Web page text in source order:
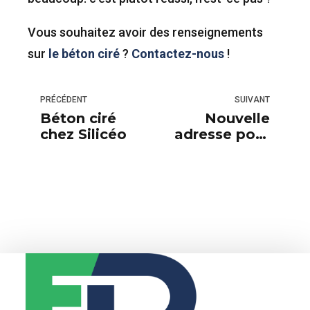
Vous souhaitez avoir des renseignements
sur le béton ciré? Contactez-nous !
PRÉCÉDENT
Béton ciré
chez Silicéo
SUIVANT
Nouvelle
adresse pour